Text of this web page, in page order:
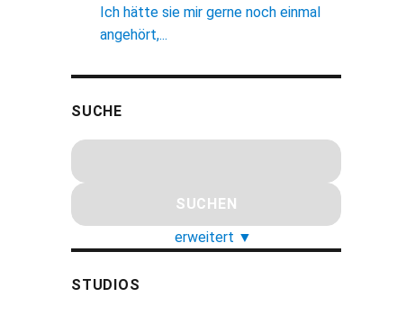
Ich hätte sie mir gerne noch einmal
angehört,...
SUCHE
erweitert ▼
STUDIOS